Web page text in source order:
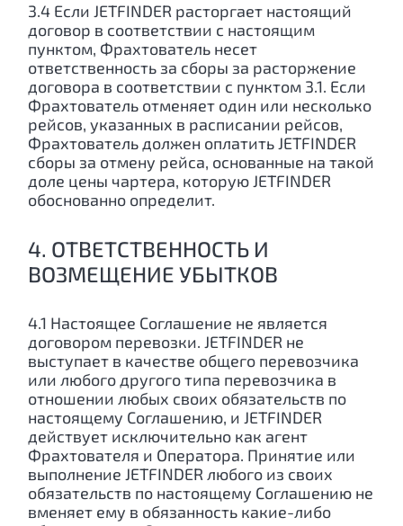
3.4 Если JETFINDER расторгает настоящий
договор в соответствии с настоящим
пунктом, Фрахтователь несет
ответственность за сборы за расторжение
договора в соответствии с пунктом 3.1. Если
Фрахтователь отменяет один или несколько
рейсов, указанных в расписании рейсов,
Фрахтователь должен оплатить JETFINDER
сборы за отмену рейса, основанные на такой
доле цены чартера, которую JETFINDER
обоснованно определит.
4. ОТВЕТСТВЕННОСТЬ И
ВОЗМЕЩЕНИЕ УБЫТКОВ
4.1 Настоящее Соглашение не является
договором перевозки. JETFINDER не
выступает в качестве общего перевозчика
или любого другого типа перевозчика в
отношении любых своих обязательств по
настоящему Соглашению, и JETFINDER
действует исключительно как агент
Фрахтователя и Оператора. Принятие или
выполнение JETFINDER любого из своих
обязательств по настоящему Соглашению не
вменяет ему в обязанность какие-либо